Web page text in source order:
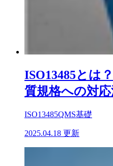
ISO13485とは
質規格への対
ISO13485QMS基礎
2025.04.18 更新